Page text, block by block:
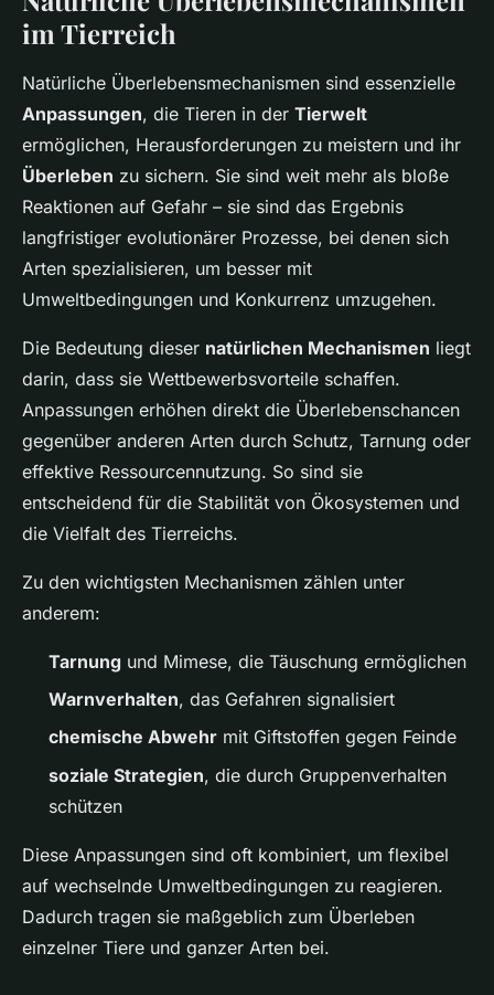
im Tierreich
Natürliche Überlebensmechanismen sind essenzielle
Anpassungen, die Tieren in der Tierwelt
ermöglichen, Herausforderungen zu meistern und ihr
Überleben zu sichern. Sie sind weit mehr als bloße
Reaktionen auf Gefahr – sie sind das Ergebnis
langfristiger evolutionärer Prozesse, bei denen sich
Arten spezialisieren, um besser mit
Umweltbedingungen und Konkurrenz umzugehen.
Die Bedeutung dieser natürlichen Mechanismen liegt
darin, dass sie Wettbewerbsvorteile schaffen.
Anpassungen erhöhen direkt die Überlebenschancen
gegenüber anderen Arten durch Schutz, Tarnung oder
effektive Ressourcennutzung. So sind sie
entscheidend für die Stabilität von Ökosystemen und
die Vielfalt des Tierreichs.
Zu den wichtigsten Mechanismen zählen unter
anderem:
Tarnung und Mimese, die Täuschung ermöglichen
Warnverhalten, das Gefahren signalisiert
chemische Abwehr mit Giftstoffen gegen Feinde
soziale Strategien, die durch Gruppenverhalten
schützen
Diese Anpassungen sind oft kombiniert, um flexibel
auf wechselnde Umweltbedingungen zu reagieren.
Dadurch tragen sie maßgeblich zum Überleben
einzelner Tiere und ganzer Arten bei.